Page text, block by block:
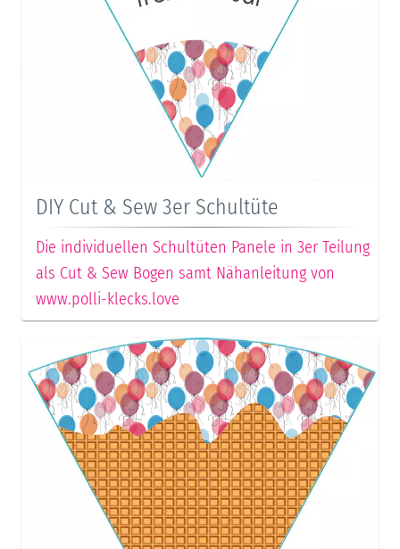
DIY Cut & Sew 3er Schultüte
Die individuellen Schultüten Panele in 3er Teilung
als Cut & Sew Bogen samt Nähanleitung von
www.polli-klecks.love